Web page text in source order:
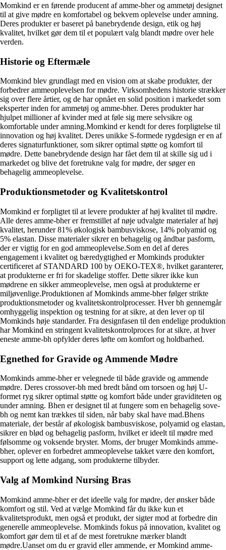
Momkind er en førende producent af amme-bher og ammetøj designet
til at give mødre en komfortabel og bekvem oplevelse under amning.
Deres produkter er baseret på banebrydende design, etik og høj
kvalitet, hvilket gør dem til et populært valg blandt mødre over hele
verden.
Historie og Eftermæle
Momkind blev grundlagt med en vision om at skabe produkter, der
forbedrer ammeoplevelsen for mødre. Virksomhedens historie strækker
sig over flere årtier, og de har opnået en solid position i markedet som
eksperter inden for ammetøj og amme-bher. Deres produkter har
hjulpet millioner af kvinder med at føle sig mere selvsikre og
komfortable under amning.Momkind er kendt for deres forpligtelse til
innovation og høj kvalitet. Deres unikke S-formede rygdesign er en af
deres signaturfunktioner, som sikrer optimal støtte og komfort til
mødre. Dette banebrydende design har fået dem til at skille sig ud i
markedet og blive det foretrukne valg for mødre, der søger en
behagelig ammeoplevelse.
Produktionsmetoder og Kvalitetskontrol
Momkind er forpligtet til at levere produkter af høj kvalitet til mødre.
Alle deres amme-bher er fremstillet af nøje udvalgte materialer af høj
kvalitet, herunder 81% økologisk bambusviskose, 14% polyamid og
5% elastan. Disse materialer sikrer en behagelig og åndbar pasform,
der er vigtig for en god ammeoplevelse.Som en del af deres
engagement i kvalitet og bæredygtighed er Momkinds produkter
certificeret af STANDARD 100 by OEKO-TEX®, hvilket garanterer,
at produkterne er fri for skadelige stoffer. Dette sikrer ikke kun
mødrene en sikker ammeoplevelse, men også at produkterne er
miljøvenlige.Produktionen af Momkinds amme-bher følger strikte
produktionsmetoder og kvalitetskontrolprocesser. Hver bh gennemgår
omhyggelig inspektion og testning for at sikre, at den lever op til
Momkinds høje standarder. Fra designfasen til den endelige produktion
har Momkind en stringent kvalitetskontrolproces for at sikre, at hver
eneste amme-bh opfylder deres løfte om komfort og holdbarhed.
Egnethed for Gravide og Ammende Mødre
Momkinds amme-bher er velegnede til både gravide og ammende
mødre. Deres crossover-bh med bredt bånd om torsoen og høj U-
formet ryg sikrer optimal støtte og komfort både under graviditeten og
under amning. Bhen er designet til at fungere som en behagelig sove-
bh og nemt kan trækkes til siden, når baby skal have mad.Bhens
materiale, der består af økologisk bambusviskose, polyamid og elastan,
sikrer en blød og behagelig pasform, hvilket er ideelt til mødre med
følsomme og voksende bryster. Moms, der bruger Momkinds amme-
bher, oplever en forbedret ammeoplevelse takket være den komfort,
support og lette adgang, som produkterne tilbyder.
Valg af Momkind Nursing Bras
Momkind amme-bher er det ideelle valg for mødre, der ønsker både
komfort og stil. Ved at vælge Momkind får du ikke kun et
kvalitetsprodukt, men også et produkt, der sigter mod at forbedre din
generelle ammeoplevelse. Momkinds fokus på innovation, kvalitet og
komfort gør dem til et af de mest foretrukne mærker blandt
mødre.Uanset om du er gravid eller ammende, er Momkind amme-